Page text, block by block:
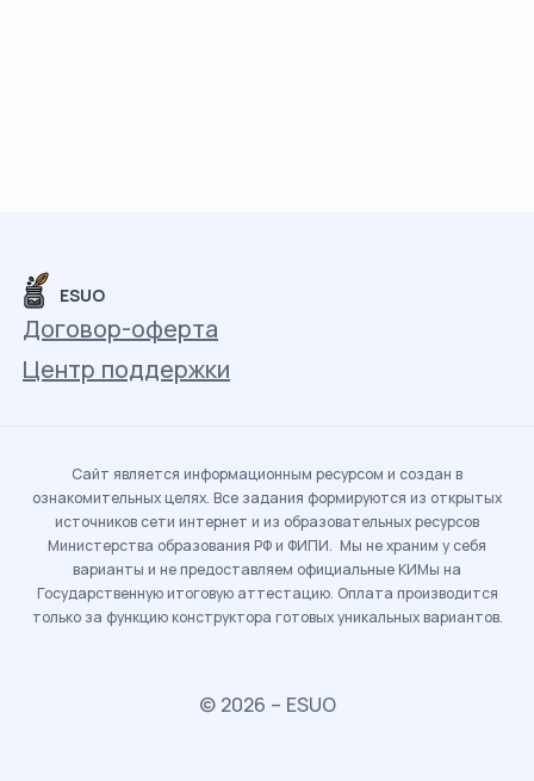
ESUO
Договор-оферта
Центр поддержки
Сайт является информационным ресурсом и создан в
ознакомительных целях. Все задания формируются из открытых
источников сети интернет и из образовательных ресурсов
Министерства образования РФ и ФИПИ. Мы не храним у себя
варианты и не предоставляем официальные КИМы на
Государственную итоговую аттестацию. Оплата производится
только за функцию конструктора готовых уникальных вариантов.
© 2026 – ESUO